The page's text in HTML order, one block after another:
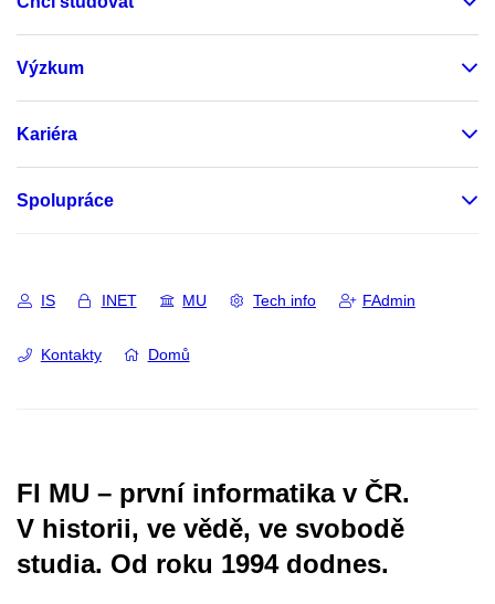
Výzkum
Kariéra
Spolupráce
IS INET MU Tech info FAdmin
Kontakty Domů
FI MU – první informatika v ČR.
V historii, ve vědě, ve svobodě
studia. Od roku 1994 dodnes.